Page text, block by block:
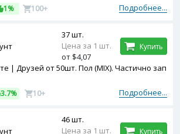
Подробнее...
1% 100+
| Друзей от 50шт. Пол (MIX). Частично зап
Подробнее...
3.7% 10+
37 шт.
Цена за 1 шт.
от $4,07
Купить
46 шт.
Цена за 1 шт.
Купить